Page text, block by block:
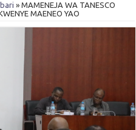
» MAMENEJA WA TANESCO
MAENEO YAO